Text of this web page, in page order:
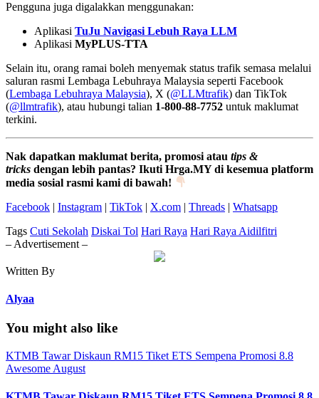
Pengguna juga digalakkan menggunakan:
Aplikasi TuJu Navigasi Lebuh Raya LLM
Aplikasi MyPLUS-TTA
Selain itu, orang ramai boleh menyemak status trafik semasa melalui
saluran rasmi Lembaga Lebuhraya Malaysia seperti Facebook
(Lembaga Lebuhraya Malaysia), X (@LLMtrafik) dan TikTok
(@llmtrafik), atau hubungi talian 1-800-88-7752 untuk maklumat
terkini.
Nak dapatkan maklumat berita, promosi atau tips &
tricks dengan lebih pantas? Ikuti Hrga.MY di kesemua platform
media sosial rasmi kami di bawah!
Facebook | Instagram | TikTok | X.com | Threads | Whatsapp
Tags Cuti Sekolah Diskai Tol Hari Raya Hari Raya Aidilfitri
– Advertisement –
Written By
Alyaa
You might also like
KTMB Tawar Diskaun RM15 Tiket ETS Sempena Promosi 8.8
Awesome August